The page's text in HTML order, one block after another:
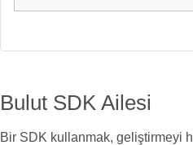
Bulut SDK Ailesi
Bir SDK kullanmak, geliştirmeyi